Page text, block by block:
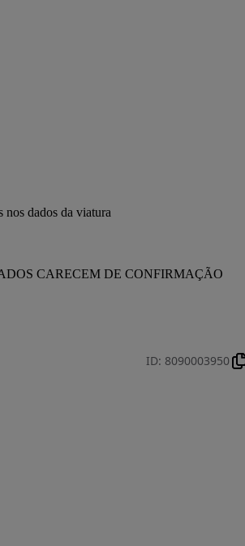
nos dados da viatura
CARECEM DE CONFIRMAÇÃO
ID: 8090003950